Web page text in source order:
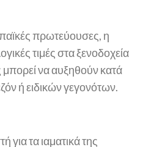
πρωτεύουσες, η
τιμές στα ξενοδοχεία
μπορεί να αυξηθούν κατά
ή ειδικών γεγονότων.
για τα ιαματικά της